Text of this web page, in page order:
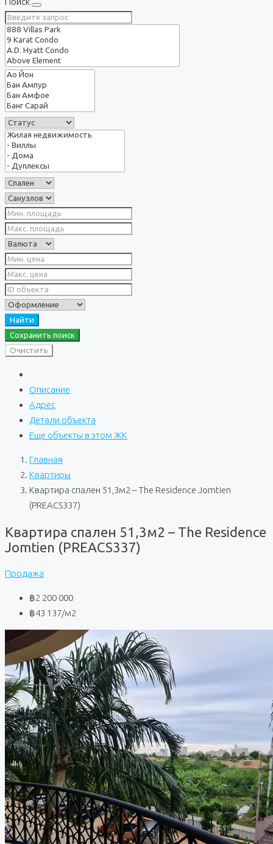
Найти
Сохранить поиск
Очистить
Описание
Адрес
Детали объекта
Еще объекты в этом ЖК
Главная
Квартиры
Квартира спален 51,3м2 – The Residence Jomtien
(PREACS337)
Квартира спален 51,3м2 – The Residence
Jomtien (PREACS337)
Продажа
฿2 200 000
฿43 137/м2